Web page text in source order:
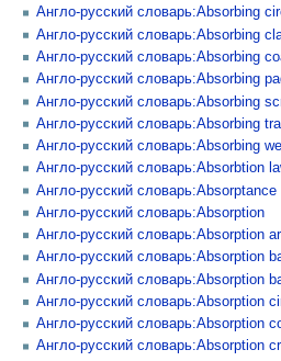
Англо-русский словарь:Absorbing
Англо-русский словарь:Absorbing
Англо-русский словарь:Absorbing
Англо-русский словарь:Absorbing
Англо-русский словарь:Absorbing
Англо-русский словарь:Absorbing
Англо-русский словарь:Absorbing
Англо-русский словарь:Absorbtion
Англо-русский словарь:Absorptance
Англо-русский словарь:Absorption
Англо-русский словарь:Absorption
Англо-русский словарь:Absorption
Англо-русский словарь:Absorption
Англо-русский словарь:Absorption
Англо-русский словарь:Absorption
Англо-русский словарь:Absorption